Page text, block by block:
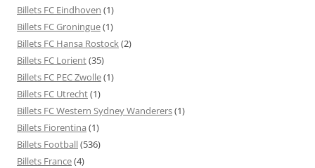
Billets FC Eindhoven (1)
Billets FC Groningue(1)
Billets FC Hansa Rostock(2)
Billets FC Lorient(35)
Billets FC PEC Zwolle(1)
Billets FC Utrecht(1)
Billets FC Western Sydney Wanderers(1)
Billets Fiorentina (1)
Billets Football(536)
Billets France(4)